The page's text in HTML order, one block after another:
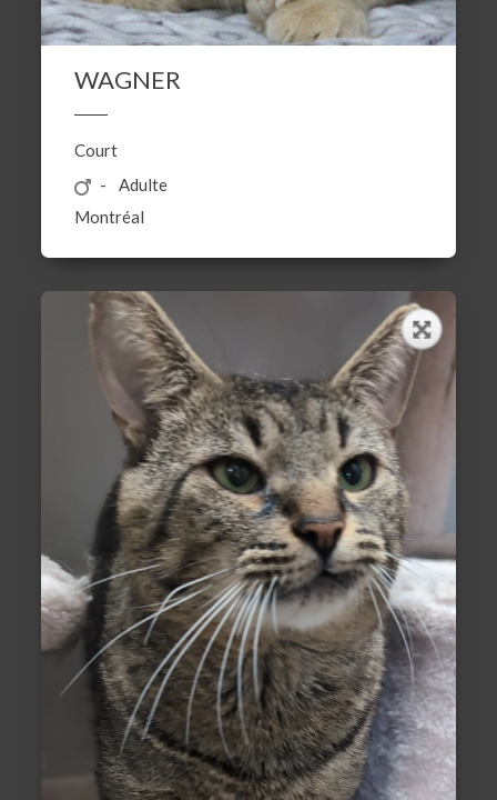
WAGNER
Court
Adulte
Montréal